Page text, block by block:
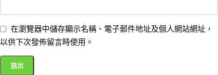
在瀏覽器中儲存顯示名稱、電子郵件地址及個人網站網址，
以供下次發佈留言時使用。